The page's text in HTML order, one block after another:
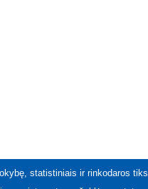
statistiniais ir rinkodaros